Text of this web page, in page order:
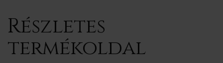
Részletes
termékoldal